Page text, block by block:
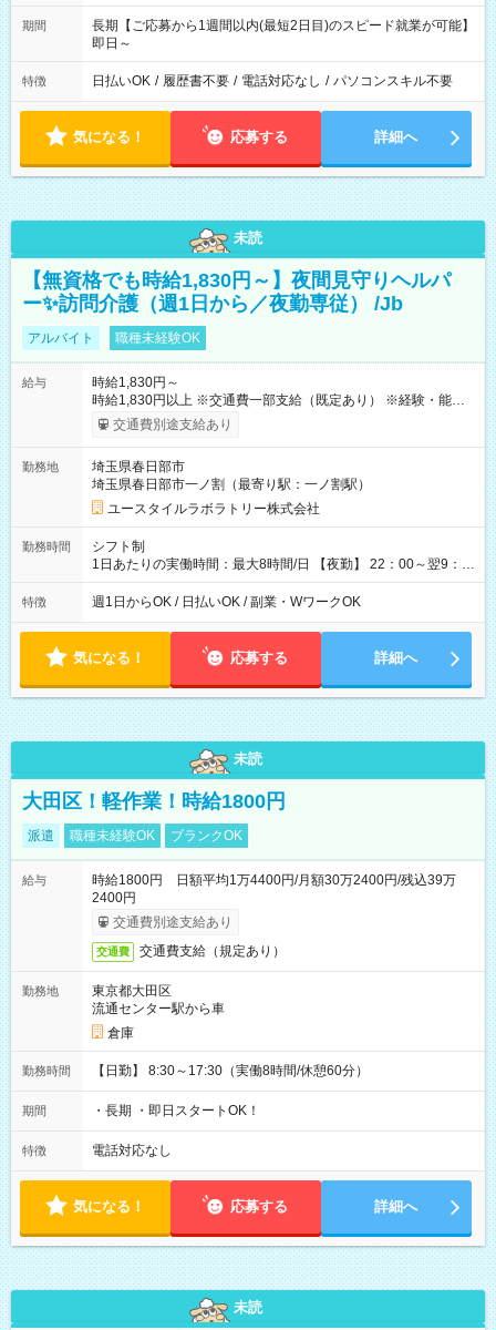
期間
長期【ご応募から1週間以内(最短2日目)のスピード就業が可能】
即日～
特徴 日払いOK / 履歴書不要 / 電話対応なし / パソコンスキル不要
気になる！ 応募する 詳細へ
未読
【無資格でも時給1,830円～】夜間見守りヘルパ
ー✨訪問介護（週1日から／夜勤専従） /Jb
アルバイト 職種未経験OK
給与
時給1,830円～
時給1,830円以上 ※交通費一部支給（既定あり） ※経験・能力を
考慮して決定します 【収入例】 週1回勤務の場合：1,830円×8時
間×4回=5万8,560円 週3回勤務の場合：1,830円×8時間×12回
月 ※ 雇用形態と給与に、本採用時と異なる部分があります。 雇
用形態：本採用時と同じです。 給与：時給 1,580円以上
交通費別途支給あり
勤務地
埼玉県春日部市
埼玉県春日部市一ノ割（最寄り駅：一ノ割駅）
ユースタイルラボラトリー株式会社
勤務時間
シフト制
1日あたりの実働時間：最大8時間/日 【夜勤】 22：00～翌9：
00 ※週1日～OK ／ 夜勤専従 ＊＊ 勤務時間例 ＊＊ ■22時か
ら翌7時 ■23時から翌8時 ■24時から翌9時 など ※上記の時間
ます。 ※曜日固定（毎週同じ曜日での勤務となります）
特徴 週1日からOK / 日払いOK / 副業・WワークOK
気になる！ 応募する 詳細へ
未読
大田区！軽作業！時給1800円
派遣 職種未経験OK ブランクOK
給与
時給1800円 日額平均1万4400円/月額30万2400円/残込39万
2400円
交通費別途支給あり
交通費 交通費支給（規定あり）
勤務地
東京都大田区
流通センター駅から車
倉庫
勤務時間 【日勤】 8:30～17:30（実働8時間/休憩60分）
期間 ・長期 ・即日スタートOK！
特徴 電話対応なし
気になる！ 応募する 詳細へ
未読